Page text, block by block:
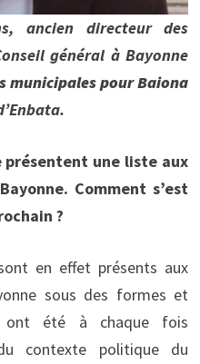
ancien directeur des
général à Bayonne
municipales pour Baiona
présentent une liste aux
Comment s’est
?
en effet présents aux
sous des formes et
ont été à chaque fois
contexte politique du